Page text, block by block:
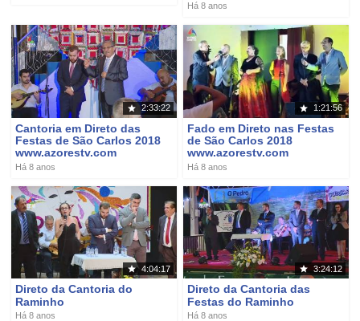
Há 8 anos
2:33:22
Cantoria em Direto das
Festas de São Carlos 2018
www.azorestv.com
Há 8 anos
1:21:56
Fado em Direto nas Festas
de São Carlos 2018
www.azorestv.com
Há 8 anos
4:04:17
Direto da Cantoria do
Raminho
Há 8 anos
3:24:12
Direto da Cantoria das
Festas do Raminho
Há 8 anos